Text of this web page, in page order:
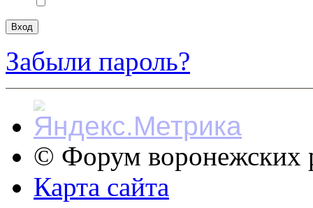
Забыли пароль?
© Форум воронежских
Карта сайта